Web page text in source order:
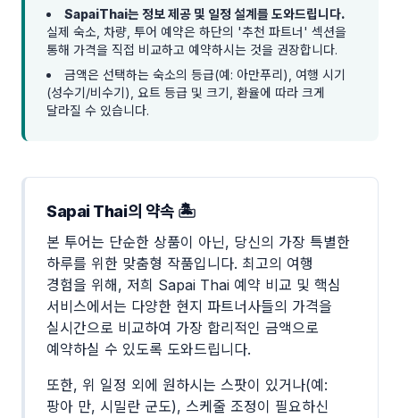
SapaiThai는 정보 제공 및 일정 설계를 도와드립니다.
실제 숙소, 차량, 투어 예약은 하단의 '추천 파트너' 섹션을
통해 가격을 직접 비교하고 예약하시는 것을 권장합니다.
금액은 선택하는 숙소의 등급(예: 아만푸리), 여행 시기
(성수기/비수기), 요트 등급 및 크기, 환율에 따라 크게
달라질 수 있습니다.
Sapai Thai의 약속 🏝️
본 투어는 단순한 상품이 아닌, 당신의 가장 특별한
하루를 위한 맞춤형 작품입니다. 최고의 여행
경험을 위해, 저희 Sapai Thai 예약 비교 및 핵심
서비스에서는 다양한 현지 파트너사들의 가격을
실시간으로 비교하여 가장 합리적인 금액으로
예약하실 수 있도록 도와드립니다.
또한, 위 일정 외에 원하시는 스팟이 있거나(예:
팡아 만, 시밀란 군도), 스케줄 조정이 필요하신